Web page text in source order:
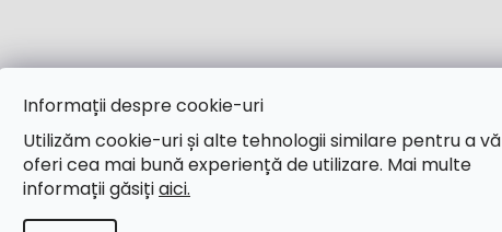
Informații despre cookie-uri
Utilizăm cookie-uri și alte tehnologii similare pentru a vă
oferi cea mai bună experiență de utilizare. Mai multe
informații găsițiaici.